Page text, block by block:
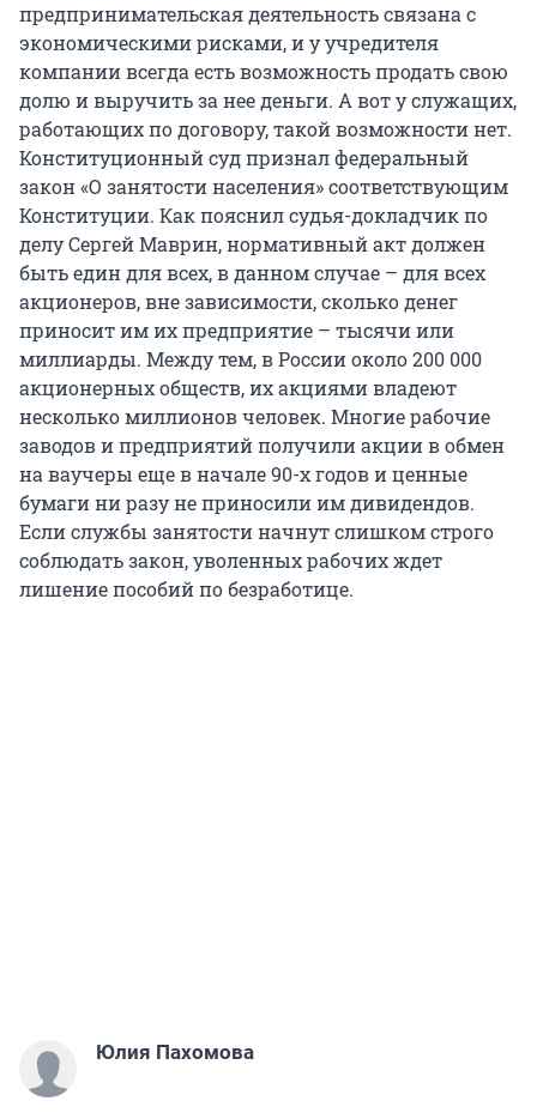
предпринимательская деятельность связана с
экономическими рисками, и у учредителя
компании всегда есть возможность продать свою
долю и выручить за нее деньги. А вот у служащих,
работающих по договору, такой возможности нет.
Конституционный суд признал федеральный
закон «О занятости населения» соответствующим
Конституции. Как пояснил судья-докладчик по
делу Сергей Маврин, нормативный акт должен
быть един для всех, в данном случае – для всех
акционеров, вне зависимости, сколько денег
приносит им их предприятие – тысячи или
миллиарды. Между тем, в России около 200 000
акционерных обществ, их акциями владеют
несколько миллионов человек. Многие рабочие
заводов и предприятий получили акции в обмен
на ваучеры еще в начале 90-х годов и ценные
бумаги ни разу не приносили им дивидендов.
Если службы занятости начнут слишком строго
соблюдать закон, уволенных рабочих ждет
лишение пособий по безработице.
Юлия Пахомова